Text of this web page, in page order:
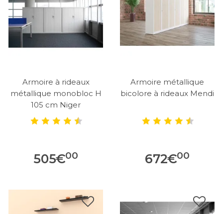
Armoire à rideaux
métallique monobloc H
105 cm Niger
505€00
Armoire métallique
bicolore à rideaux Mendi
672€00